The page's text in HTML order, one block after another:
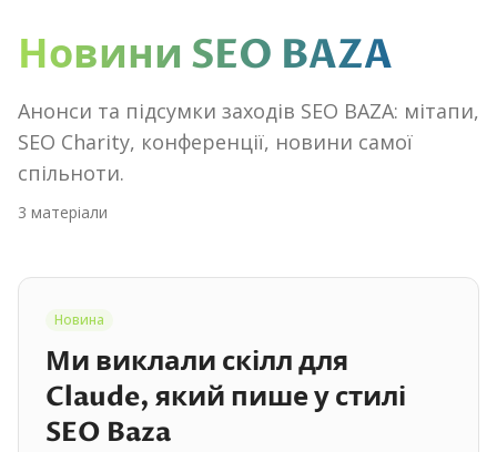
Новини SEO BAZA
Анонси та підсумки заходів SEO BAZA: мітапи,
SEO Charity, конференції, новини самої
спільноти.
3 матеріали
Новина
Ми виклали скілл для
Claude, який пише у стилі
SEO Baza